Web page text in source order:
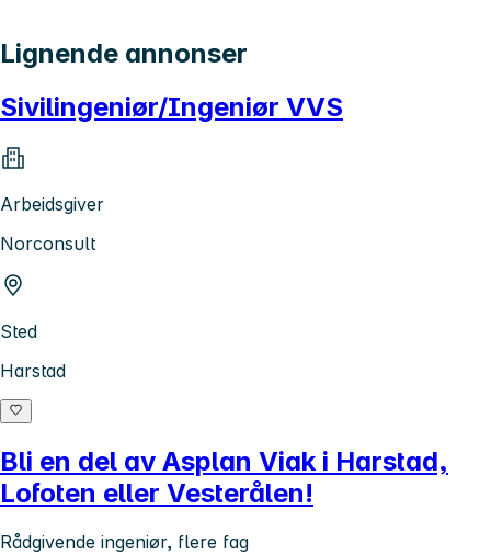
Lignende annonser
Sivilingeniør/Ingeniør VVS
Arbeidsgiver
Norconsult
Sted
Harstad
Bli en del av Asplan Viak i Harstad,
Lofoten eller Vesterålen!
Rådgivende ingeniør, flere fag